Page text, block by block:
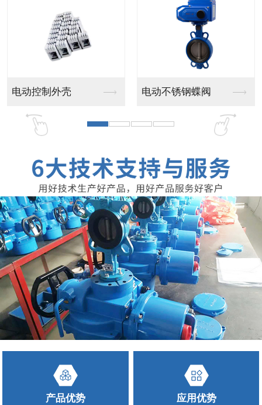
气动V型法兰调节球阀 气动PPH球阀
产品优势 应用优势